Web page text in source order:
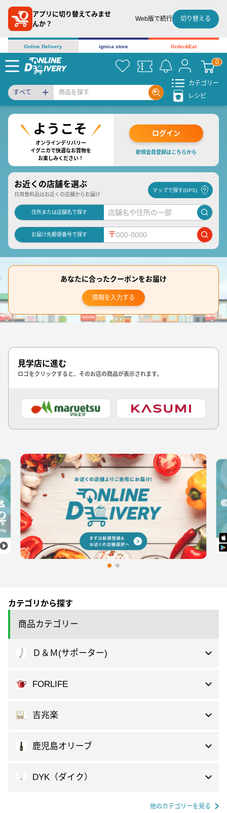
アプリに切り替えてみませ
んか？
Web版で続行 切り替える
Online Delivery ignica store Order&Eat
すべて
カテゴリー
レシピ
オンラインデリバリー
イグニカで快適なお買物を
お楽しみください！
ログイン
新規会員登録はこちらから
お近くの店舗を選ぶ
日用食料品はお近くの店舗からお届け
マップで探す(GPS)
住所または店舗名で探す
お届け先郵便番号で探す 〒
あなたに合ったクーポンをお届け
情報を入力する
見学店に進む
ロゴをクリックすると、そのお店の商品が表示されます。
カテゴリから探す
商品カテゴリー
Ｄ＆Ｍ(サポーター)
FORLIFE
吉兆楽
鹿児島オリーブ
DYK（ダイク）
他のカテゴリーを見る